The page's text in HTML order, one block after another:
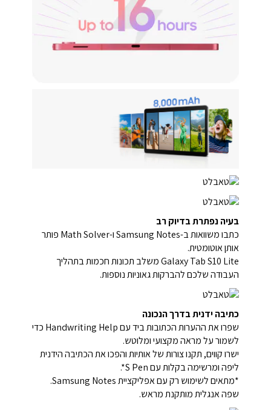
בעיה נפתרת בדיוק רב
כתבו משוואות ב-Samsung Notes ו-Math Solver פותר
אותן אוטומטית.
Galaxy Tab S10 Lite משלב תכונות חכמות בתהליך
העבודה שלכם להברקות גאוניות נוספות.
כתיבה ידנית בדרך הנכונה
שפרו את ההערות הכתובות ביד עם Handwriting Help כדי
לשמור על מראה מקצועי ומלוטש.
ישרו קווים, תקנו צורות של אותיות והפכו את הכתיבה הידנית
ליפה ומרשימה בקלות עם S Pen*.
*מתאים לשימוש רק עם אפליקציית Samsung Notes.
שפה אנגלית מותקנת מראש.